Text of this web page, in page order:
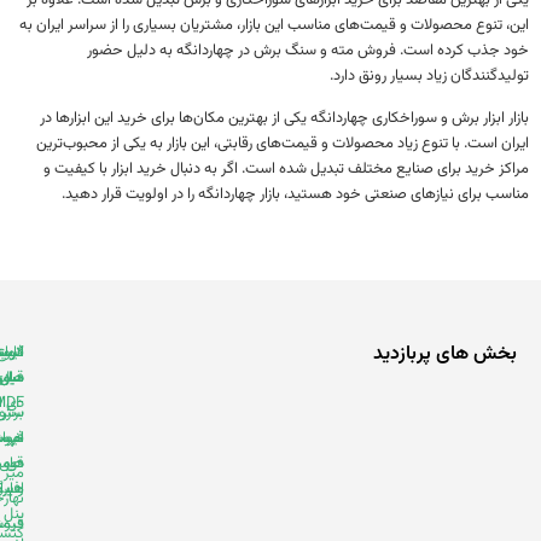
تنوع محصولات و قیمت‌های مناسب این بازار، مشتریان بسیاری را از سراسر ایران به
جذب کرده است. فروش مته و سنگ برش در چهاردانگه به دلیل حضور
زیاد بسیار رونق دارد.
ابزار برش و سوراخکاری چهاردانگه یکی از بهترین مکان‌ها برای خرید این ابزارها در
است. با تنوع زیاد محصولات و قیمت‌های رقابتی، این بازار به یکی از محبوب‌ترین
خرید برای صنایع مختلف تبدیل شده است. اگر به دنبال خرید ابزار با کیفیت و
برای نیازهای صنعتی خود هستید، بازار چهاردانگه را در اولویت قرار دهید.
های پربازدید
فروشنده
های ام
دی اف
فروشنده
های ابزار
و یراق
فروشنده
کابینت
سرویس
خواب
نهارخوری
کنسول
لیست
قیمت
لیست
قیمت
هایگلاس
قیمت